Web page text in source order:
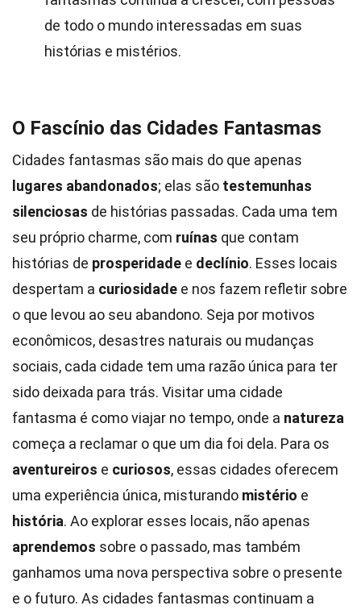
de todo o mundo interessadas em suas
histórias e mistérios.
O Fascínio das Cidades Fantasmas
Cidades fantasmas são mais do que apenas
lugares abandonados; elas são testemunhas
silenciosas de histórias passadas. Cada uma tem
seu próprio charme, com ruínas que contam
histórias de prosperidade e declínio. Esses locais
despertam a curiosidade e nos fazem refletir sobre
o que levou ao seu abandono. Seja por motivos
econômicos, desastres naturais ou mudanças
sociais, cada cidade tem uma razão única para ter
sido deixada para trás. Visitar uma cidade
fantasma é como viajar no tempo, onde a natureza
começa a reclamar o que um dia foi dela. Para os
aventureiros e curiosos, essas cidades oferecem
uma experiência única, misturando mistério e
história. Ao explorar esses locais, não apenas
aprendemos sobre o passado, mas também
ganhamos uma nova perspectiva sobre o presente
e o futuro. As cidades fantasmas continuam a